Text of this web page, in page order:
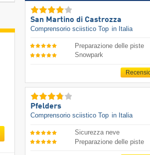
San Martino di Castrozza
Comprensorio sciistico Top in Italia
Preparazione delle piste
Snowpark
Pfelders
Comprensorio sciistico Top in Italia
Sicurezza neve
Preparazione delle piste